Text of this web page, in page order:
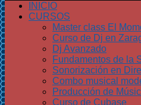
INICIO
CURSOS
Master class El
Curso de Dj en
Dj Avanzado
Fundamentos de la
Sonorización en
Combo musical
Producción de
Curso de Cubase